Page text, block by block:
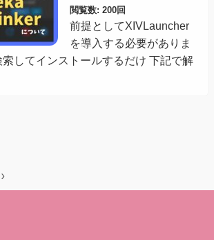
閲覧数: 200回
前提としてXIVLauncher
を導入する必要がありま
してインストールするだけ 下記で解